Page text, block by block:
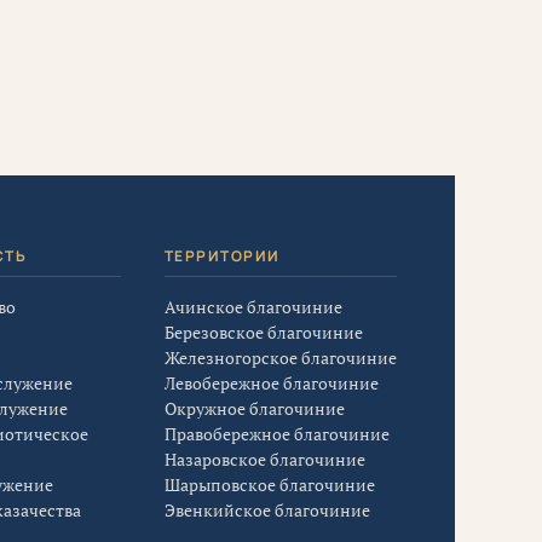
ТЕРРИТОРИИ
Ачинское благочиние
Березовское благочиние
Железногорское благочиние
Левобережное благочиние
Окружное благочиние
Правобережное благочиние
Назаровское благочиние
Шарыповское благочиние
Эвенкийское благочиние